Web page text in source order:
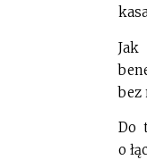
bez
Do
o